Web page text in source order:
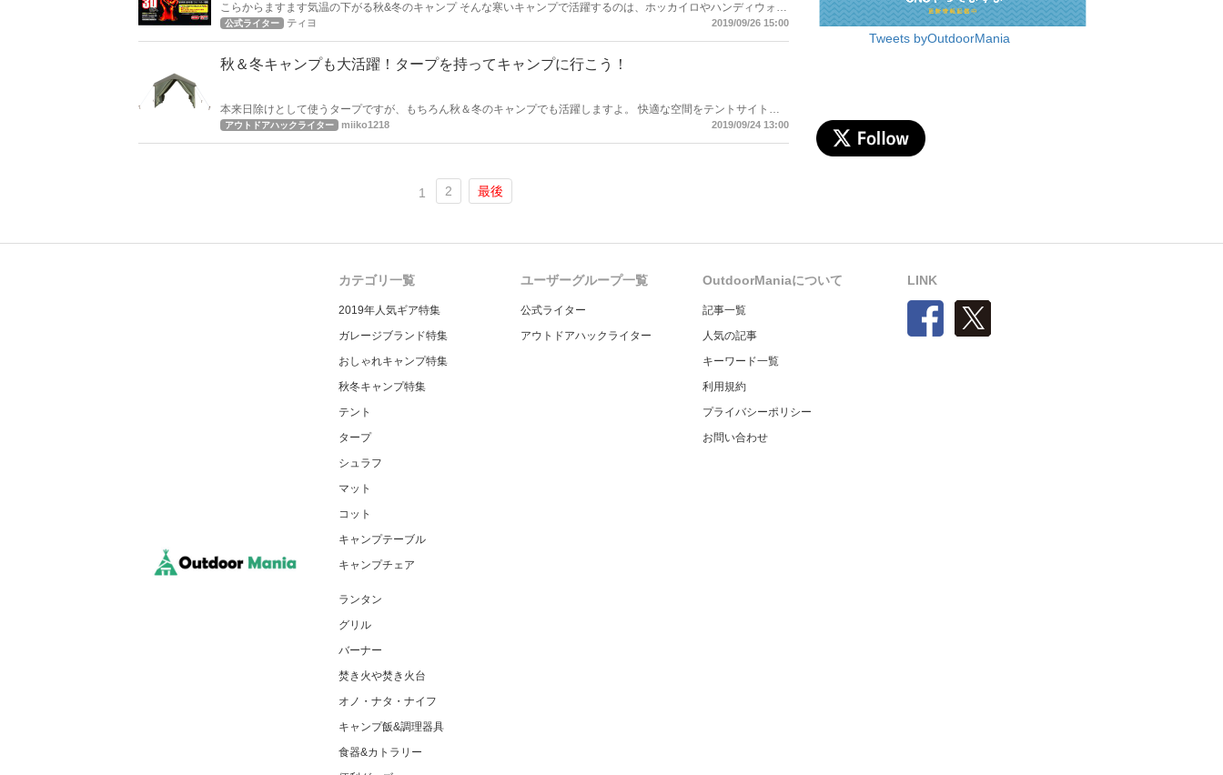
こらからますます気温の下がる秋&冬のキャンプ そんな寒いキャンプで活躍するのは、ホッカイロやハンディウォー
マーです。 今回はキャンプ場で温かく過ごすためのオススメカイロを紹介します。
公式ライター ティヨ 2019/09/26 15:00
秋＆冬キャンプも大活躍！タープを持ってキャンプに行こう！
本来日除けとして使うタープですが、もちろん秋＆冬のキャンプでも活躍しますよ。 快適な空間をテントサイトに
作るため、フルに活用しましょうね！
アウトドアハックライター miiko1218 2019/09/24 13:00
1 2 最後
Tweets byOutdoorMania
カテゴリ一覧
2019年人気ギア特集
ガレージブランド特集
おしゃれキャンプ特集
秋冬キャンプ特集
テント
タープ
シュラフ
マット
コット
キャンプテーブル
キャンプチェア
ランタン
グリル
バーナー
焚き火や焚き火台
オノ・ナタ・ナイフ
キャンプ飯&調理器具
食器&カトラリー
ユーザーグループ一覧
公式ライター
アウトドアハックライター
OutdoorManiaについて
記事一覧
人気の記事
キーワード一覧
利用規約
プライバシーポリシー
お問い合わせ
LINK